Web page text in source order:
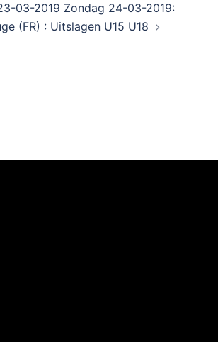
03-2019 Zondag 24-03-2019:
(FR) : Uitslagen U15 U18